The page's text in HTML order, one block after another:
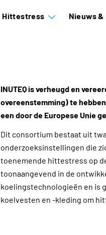
Hittestress Nieuws &
INUTEQ is verheugd en
overeenstemming) te
een door de Europese Unie
Dit consortium bestaat uit
onderzoeksinstellingen die
toenemende hittestress op
toonaangevend in de
koelingstechnologieën en is
koelvesten en -kleding om